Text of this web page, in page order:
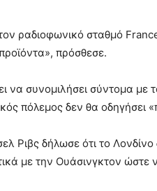
ραδιοφωνικό σταθμό
πρόσθεσε.
συνομιλήσει σύντομα με
πόλεμος δεν θα οδηγήσει
Ριβς δήλωσε ότι το Λονδίνο
με την Ουάσινγκτον ώστε